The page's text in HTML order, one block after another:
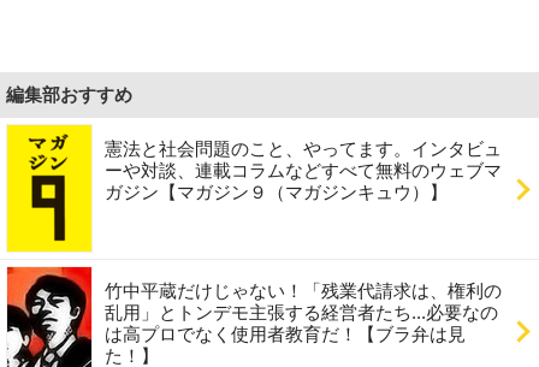
編集部おすすめ
憲法と社会問題のこと、やってます。インタビュ
ーや対談、連載コラムなどすべて無料のウェブマ
ガジン【マガジン９（マガジンキュウ）】
竹中平蔵だけじゃない！「残業代請求は、権利の
乱用」とトンデモ主張する経営者たち...必要なの
は高プロでなく使用者教育だ！【ブラ弁は見
た！】